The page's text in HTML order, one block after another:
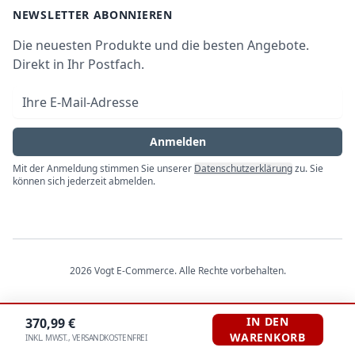
Datenschutz
Widerrufsrecht
Impressum
NEWSLETTER ABONNIEREN
Die neuesten Produkte und die besten Angebote.
Direkt in Ihr Postfach.
E-Mail-Adresse
Anmelden
Mit der Anmeldung stimmen Sie unserer Datenschutzerklärungzu. Sie
können sich jederzeit abmelden.
2026 Vogt E-Commerce. Alle Rechte vorbehalten.
370,99€
INKL. MWST., VERSANDKOSTENFREI
IN DEN
WARENKORB